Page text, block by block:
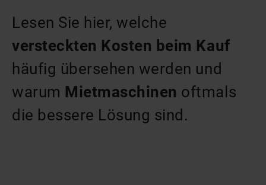
Lesen Sie hier, welche
versteckten Kosten beim Kauf
häufig übersehen werden und
warum Mietmaschinen oftmals
die bessere Lösung sind.